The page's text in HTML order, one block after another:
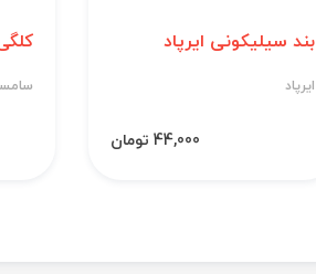
بند سیلیکونی ایرپاد
ایرپاد
44,000 تومان
کلگی